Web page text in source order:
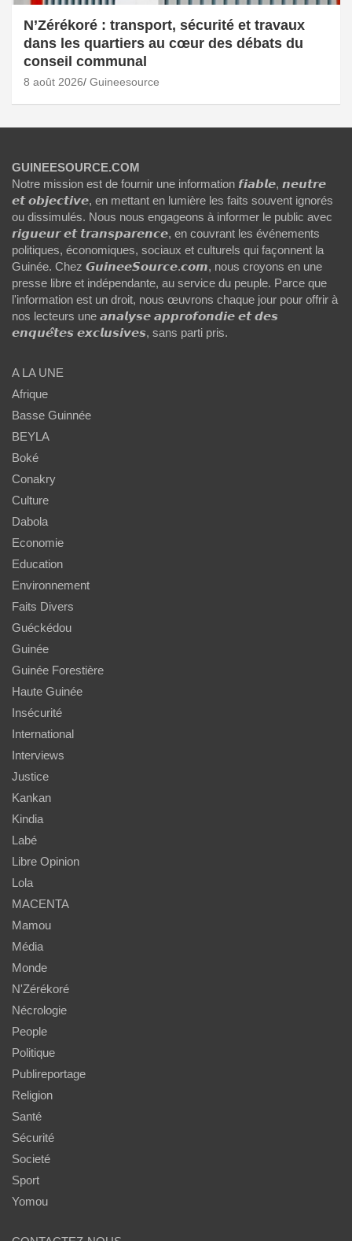
N’Zérékoré : transport, sécurité et travaux
dans les quartiers au cœur des débats du
conseil communal
8 août 2026 Guineesource
GUINEESOURCE.COM
Notre mission est de fournir une information 𝙛𝙞𝙖𝙗𝙡𝙚, 𝙣𝙚𝙪𝙩𝙧𝙚
𝙚𝙩 𝙤𝙗𝙟𝙚𝙘𝙩𝙞𝙫𝙚, en mettant en lumière les faits souvent ignorés
ou dissimulés. Nous nous engageons à informer le public avec
𝙧𝙞𝙜𝙪𝙚𝙪𝙧 𝙚𝙩 𝙩𝙧𝙖𝙣𝙨𝙥𝙖𝙧𝙚𝙣𝙘𝙚, en couvrant les événements
politiques, économiques, sociaux et culturels qui façonnent la
Guinée. Chez 𝙂𝙪𝙞𝙣𝙚𝙚𝙎𝙤𝙪𝙧𝙘𝙚.𝙘𝙤𝙢, nous croyons en une
presse libre et indépendante, au service du peuple. Parce que
l'information est un droit, nous œuvrons chaque jour pour offrir à
nos lecteurs une 𝙖𝙣𝙖𝙡𝙮𝙨𝙚 𝙖𝙥𝙥𝙧𝙤𝙛𝙤𝙣𝙙𝙞𝙚 𝙚𝙩 𝙙𝙚𝙨
𝙚𝙣𝙦𝙪𝙚̂𝙩𝙚𝙨 𝙚𝙭𝙘𝙡𝙪𝙨𝙞𝙫𝙚𝙨, sans parti pris.
A LA UNE
Afrique
Basse Guinnée
BEYLA
Boké
Conakry
Culture
Dabola
Economie
Education
Environnement
Faits Divers
Guéckédou
Guinée
Guinée Forestière
Haute Guinée
Insécurité
International
Interviews
Justice
Kankan
Kindia
Labé
Libre Opinion
Lola
MACENTA
Mamou
Média
Monde
N'Zérékoré
Nécrologie
People
Politique
Publireportage
Religion
Santé
Sécurité
Societé
Sport
Yomou